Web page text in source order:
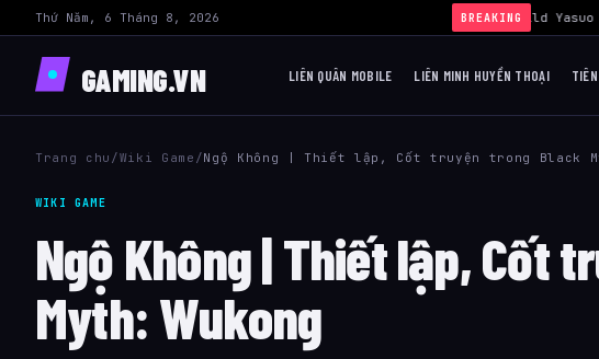
Thứ Năm, 6 Tháng 8, 2026 BREAKING
› Build Yasuo
GAMING.VN LIÊN QUÂN MOBILE LIÊN MINH HUYỀN THOẠI
Trang chu /Wiki Game /Ngộ Không | Thiết lập, Cốt truyện trong Black
WIKI GAME
Ngộ Không | Thiết lập, Cốt
Myth: Wukong